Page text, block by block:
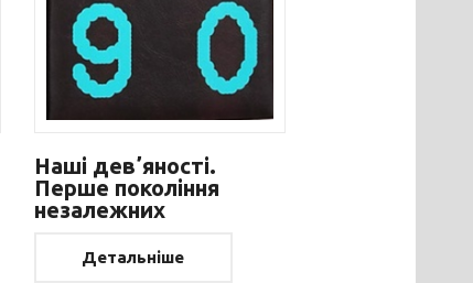
Наші девʼяності.
Перше покоління
незалежних
Детальніше